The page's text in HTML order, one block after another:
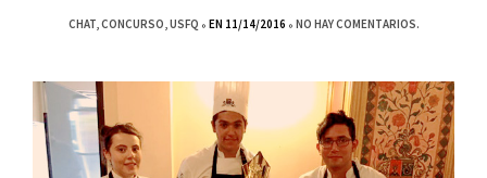
CHAT CONCURSO USFQ EN 11/14/2016 NO HAY COMENTARIOS.